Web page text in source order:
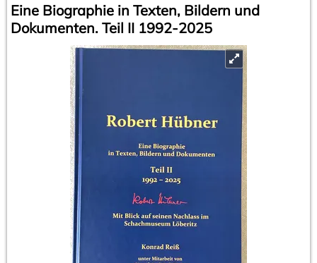
Eine Biographie in Texten, Bildern und
Dokumenten. Teil II 1992-2025